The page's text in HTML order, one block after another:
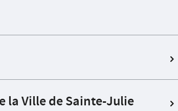
la Ville de Sainte-Julie